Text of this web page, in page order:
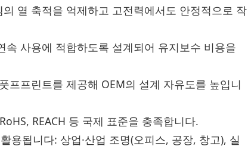
열 축적을 억제하고 고전력에서도 안정적으로 작
사용에 적합하도록 설계되어 유지보수 비용을
프프린트를 제공해 OEM의 설계 자유도를 높입니
REACH 등 국제 표준을 충족합니다.
용됩니다: 상업·산업 조명(오피스, 공장, 창고), 실